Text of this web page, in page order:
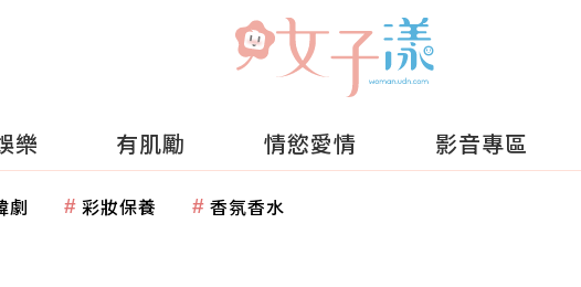
樂 有肌勵 情慾愛情 影音專區
劇 彩妝保養 香氛香水